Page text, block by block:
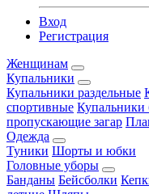
Вход
Регистрация
Женщинам
Купальники
Купальники раздельные
спортивные Купальники
пропускающие загар
Одежда
Туники Шорты и юбки
Головные уборы
Банданы Бейсболки